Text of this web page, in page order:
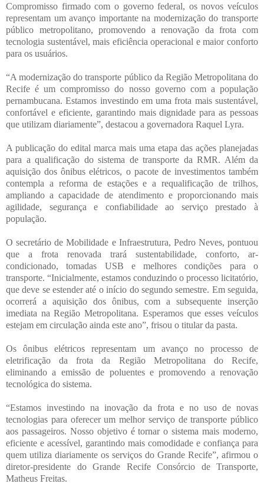
Compromisso firmado com o governo federal, os novos veículos
representam um avanço importante na modernização do transporte
público metropolitano, promovendo a renovação da frota com
tecnologia sustentável, mais eficiência operacional e maior conforto
para os usuários.
“A modernização do transporte público da Região Metropolitana do
Recife é um compromisso do nosso governo com a população
pernambucana. Estamos investindo em uma frota mais sustentável,
confortável e eficiente, garantindo mais dignidade para as pessoas
que utilizam diariamente”, destacou a governadora Raquel Lyra.
A publicação do edital marca mais uma etapa das ações planejadas
para a qualificação do sistema de transporte da RMR. Além da
aquisição dos ônibus elétricos, o pacote de investimentos também
contempla a reforma de estações e a requalificação de trilhos,
ampliando a capacidade de atendimento e proporcionando mais
agilidade, segurança e confiabilidade ao serviço prestado à
população.
O secretário de Mobilidade e Infraestrutura, Pedro Neves, pontuou
que a frota renovada trará sustentabilidade, conforto, ar-
condicionado, tomadas USB e melhores condições para o
transporte. “Inicialmente, estamos conduzindo o processo licitatório,
que deve se estender até o início do segundo semestre. Em seguida,
ocorrerá a aquisição dos ônibus, com a subsequente inserção
imediata na Região Metropolitana. Esperamos que esses veículos
estejam em circulação ainda este ano”, frisou o titular da pasta.
Os ônibus elétricos representam um avanço no processo de
eletrificação da frota da Região Metropolitana do Recife,
eliminando a emissão de poluentes e promovendo a renovação
tecnológica do sistema.
“Estamos investindo na inovação da frota e no uso de novas
tecnologias para oferecer um melhor serviço de transporte público
aos passageiros. Nosso objetivo é tornar o sistema mais moderno,
eficiente e acessível, garantindo mais comodidade e confiança para
quem utiliza diariamente os serviços do Grande Recife”, afirmou o
diretor-presidente do Grande Recife Consórcio de Transporte,
Matheus Freitas.